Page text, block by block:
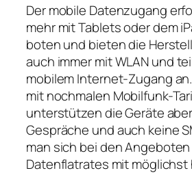
Der mobile Datenzugang
mehr mit Tablets oder dem
boten und bieten die
auch immer mit WLAN und
mobilem Internet-Zugang
mit nochmalen Mobilfunk-
unterstützen die Geräte
Gespräche und auch keine
man sich bei den
Datenflatrates mit möglichst